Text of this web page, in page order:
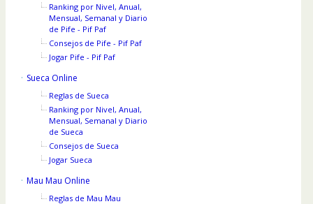
Ranking por Nivel, Anual,
Mensual, Semanal y Diario
de Pife - Pif Paf
Consejos de Pife - Pif Paf
Jogar Pife - Pif Paf
Sueca Online
Reglas de Sueca
Ranking por Nivel, Anual,
Mensual, Semanal y Diario
de Sueca
Consejos de Sueca
Jogar Sueca
Mau Mau Online
Reglas de Mau Mau